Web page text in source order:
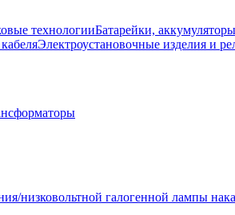
технологииБатарейки,
Электроустановочные изделия и
низковольтной галогенной лампы